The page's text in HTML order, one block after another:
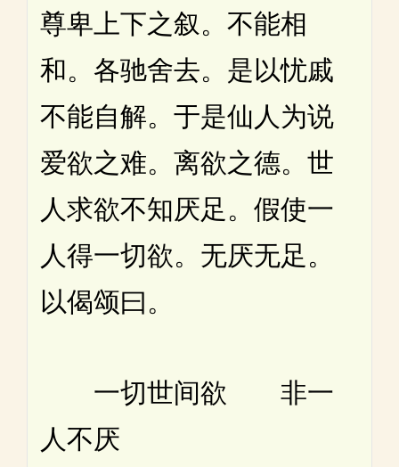
尊卑上下之叙。不能相
和。各驰舍去。是以忧戚
不能自解。于是仙人为说
爱欲之难。离欲之德。世
人求欲不知厌足。假使一
人得一切欲。无厌无足。
以偈颂曰。
一切世间欲 非一
人不厌